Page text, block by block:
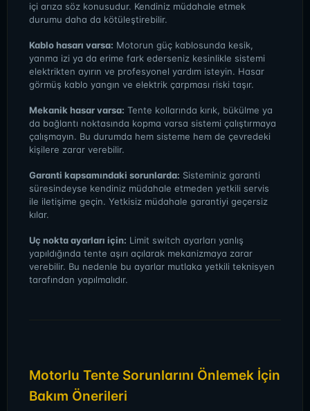
içi arıza söz konusudur. Kendiniz müdahale etmek
durumu daha da kötüleştirebilir.
Kablo hasarı varsa: Motorun güç kablosunda kesik,
yanma izi ya da erime fark ederseniz kesinlikle sistemi
elektrikten ayırın ve profesyonel yardım isteyin. Hasar
görmüş kablo yangın ve elektrik çarpması riski taşır.
Mekanik hasar varsa: Tente kollarında kırık, bükülme ya
da bağlantı noktasında kopma varsa sistemi çalıştırmaya
çalışmayın. Bu durumda hem sisteme hem de çevredeki
kişilere zarar verebilir.
Garanti kapsamındaki sorunlarda: Sisteminiz garanti
süresindeyse kendiniz müdahale etmeden yetkili servis
ile iletişime geçin. Yetkisiz müdahale garantiyi geçersiz
kılar.
Uç nokta ayarları için: Limit switch ayarları yanlış
yapıldığında tente aşırı açılarak mekanizmaya zarar
verebilir. Bu nedenle bu ayarlar mutlaka yetkili teknisyen
tarafından yapılmalıdır.
Motorlu Tente Sorunlarını Önlemek İçin
Bakım Önerileri